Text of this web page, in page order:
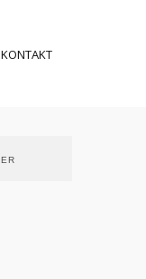
KONTAKT